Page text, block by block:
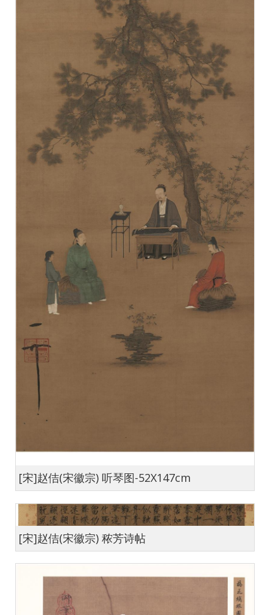
[宋]赵佶(宋徽宗) 听琴图-52X147cm
[宋]赵佶(宋徽宗) 秾芳诗帖